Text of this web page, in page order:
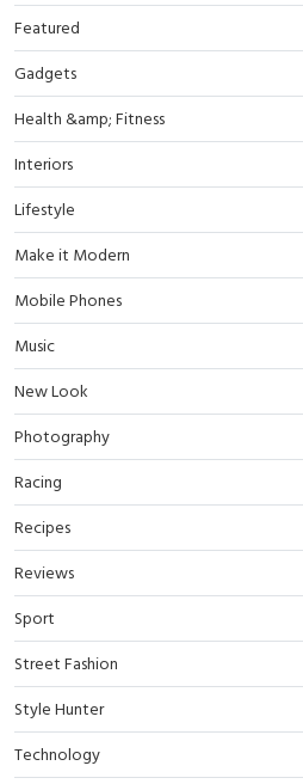
Featured
Gadgets
Health &amp; Fitness
Interiors
Lifestyle
Make it Modern
Mobile Phones
Music
New Look
Photography
Racing
Recipes
Reviews
Sport
Street Fashion
Style Hunter
Technology